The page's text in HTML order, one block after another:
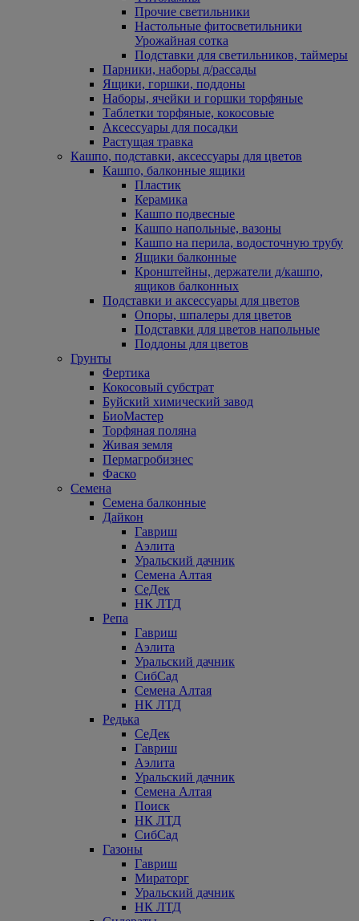
Прочие светильники
Настольные фитосветильники
Урожайная сотка
Подставки для светильников, таймеры
Парники, наборы д/рассады
Ящики, горшки, поддоны
Наборы, ячейки и горшки торфяные
Таблетки торфяные, кокосовые
Аксессуары для посадки
Растущая травка
Кашпо, подставки, аксессуары для цветов
Кашпо, балконные ящики
Пластик
Керамика
Кашпо подвесные
Кашпо напольные, вазоны
Кашпо на перила, водосточную трубу
Ящики балконные
Кронштейны, держатели д/кашпо,
ящиков балконных
Подставки и аксессуары для цветов
Опоры, шпалеры для цветов
Подставки для цветов напольные
Поддоны для цветов
Грунты
Фертика
Кокосовый субстрат
Буйский химический завод
БиоМастер
Торфяная поляна
Живая земля
Пермагробизнес
Фаско
Семена
Семена балконные
Дайкон
Гавриш
Аэлита
Уральский дачник
Семена Алтая
СеДек
НК ЛТД
Репа
Гавриш
Аэлита
Уральский дачник
СибСад
Семена Алтая
НК ЛТД
Редька
СеДек
Гавриш
Аэлита
Уральский дачник
Семена Алтая
Поиск
НК ЛТД
СибСад
Газоны
Гавриш
Мираторг
Уральский дачник
НК ЛТД